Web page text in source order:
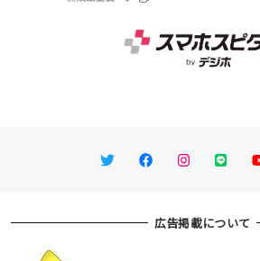
TwitterFacebookInstagram
LINE
広告掲載について